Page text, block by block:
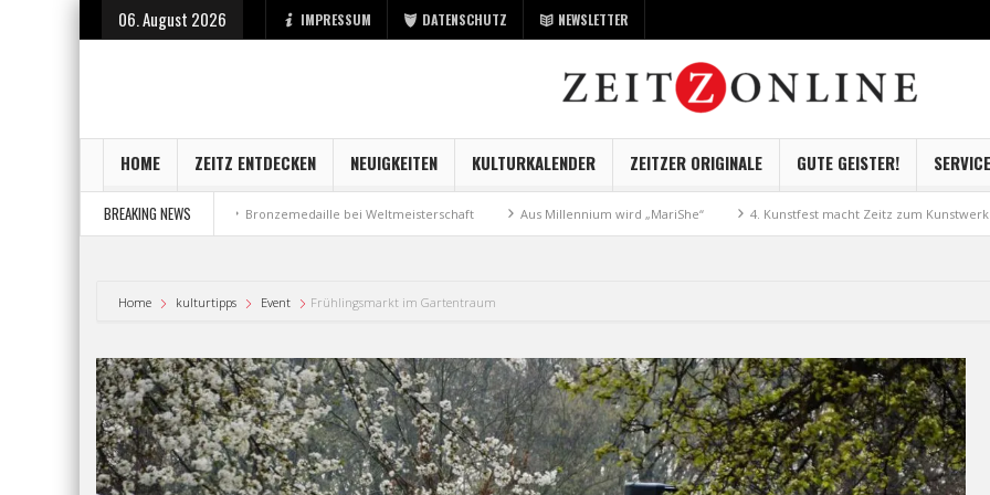
06. August 2026 IMPRESSUM DATENSCHUTZ NEWSLETTER
HOME ZEITZ ENTDECKEN NEUIGKEITEN KULTURKALENDER ZEITZER ORIGINALE GUTE GEISTER! SERVICE
BREAKING NEWS
bei der Stadt Zeitz Bronzemedaille bei Weltmeisterschaft Aus Millennium wird „MariShe“ 4. Kunstfest macht Zeitz zum Kunstwerk
Home kulturtipps Event Frühlingsmarkt im Gartentraum